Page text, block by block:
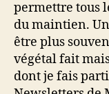
permettre tous
du maintien.
être plus
végétal fait
dont je fais